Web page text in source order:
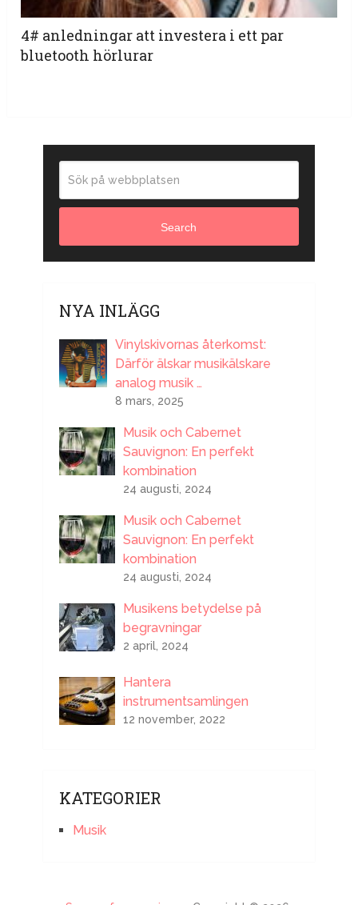
4# anledningar att investera i ett par
bluetooth hörlurar
Search
NYA INLÄGG
Vinylskivornas återkomst:
Därför älskar musikälskare
analog musik …
8 mars, 2025
Musik och Cabernet
Sauvignon: En perfekt
kombination
24 augusti, 2024
Musik och Cabernet
Sauvignon: En perfekt
kombination
24 augusti, 2024
Musikens betydelse på
begravningar
2 april, 2024
Hantera
instrumentsamlingen
12 november, 2022
KATEGORIER
Musik